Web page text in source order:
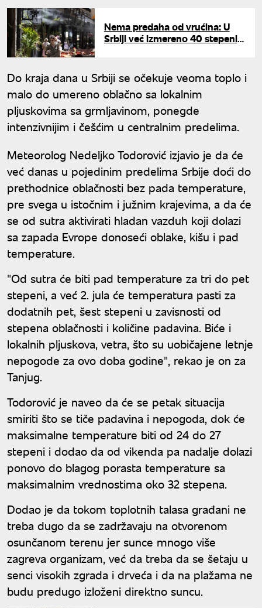
Nema predaha od vrućina: U
Srbiji već izmereno 40 stepeni,
Do kraja dana u Srbiji se očekuje veoma toplo i
malo do umereno oblačno sa lokalnim
pljuskovima sa grmljavinom, ponegde
intenzivnijim i češćim u centralnim predelima.
Meteorolog Nedeljko Todorović izjavio je da će
već danas u pojedinim predelima Srbije doći do
prethodnice oblačnosti bez pada temperature,
pre svega u istočnim i južnim krajevima, a da će
se od sutra aktivirati hladan vazduh koji dolazi
sa zapada Evrope donoseći oblake, kišu i pad
temperature.
"Od sutra će biti pad temperature za tri do pet
stepeni, a već 2. jula će temperatura pasti za
dodatnih pet, šest stepeni u zavisnosti od
stepena oblačnosti i količine padavina. Biće i
lokalnih pljuskova, vetra, što su uobičajene letnje
nepogode za ovo doba godine", rekao je on za
Tanjug.
Todorović je naveo da će se petak situacija
smiriti što se tiče padavina i nepogoda, dok će
maksimalne temperature biti od 24 do 27
stepeni i dodao da od vikenda pa nadalje dolazi
ponovo do blagog porasta temperature sa
maksimalnim vrednostima oko 32 stepena.
Dodao je da tokom toplotnih talasa građani ne
treba dugo da se zadržavaju na otvorenom
osunčanom terenu jer sunce mnogo više
zagreva organizam, već da treba da se šetaju u
senci visokih zgrada i drveća i da na plažama ne
budu predugo izloženi direktno suncu.